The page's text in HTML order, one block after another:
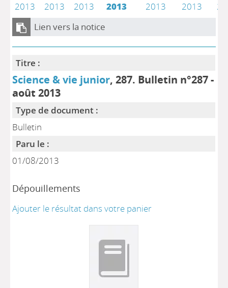
2013
2013
2013
2013
2013
2013
Lien vers la notice
Titre :
Science & vie junior, 287. Bulletin n°287 -
août 2013
Type de document :
Bulletin
Paru le :
01/08/2013
Dépouillements
Ajouter le résultat dans votre panier